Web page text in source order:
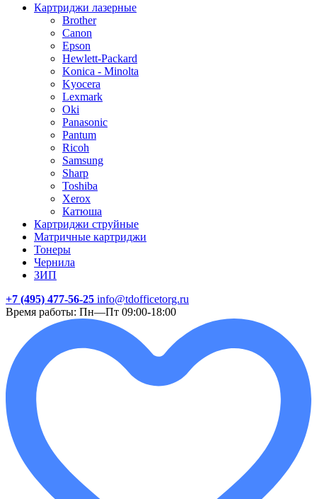
Картриджи лазерные
Brother
Canon
Epson
Hewlett-Packard
Konica - Minolta
Kyocera
Lexmark
Oki
Panasonic
Pantum
Ricoh
Samsung
Sharp
Toshiba
Xerox
Катюша
Картриджи струйные
Матричные картриджи
Тонеры
Чернила
ЗИП
+7 (495) 477-56-25 info@tdofficetorg.ru
Время работы: Пн—Пт 09:00-18:00